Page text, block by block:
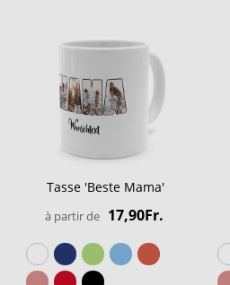
Tasse 'Beste Mama'
à partir de 17,90Fr.